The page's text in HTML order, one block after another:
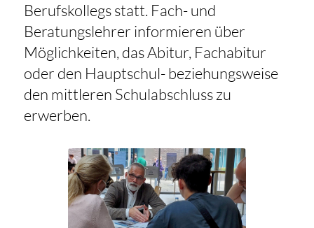
Berufskollegs statt. Fach- und
Beratungslehrer informieren über
Möglichkeiten, das Abitur, Fachabitur
oder den Hauptschul- beziehungsweise
den mittleren Schulabschluss zu
erwerben.